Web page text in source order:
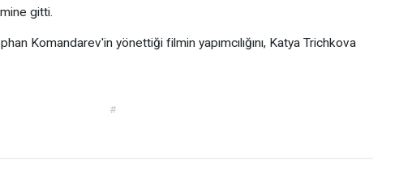
gitti.
Komandarev'in yönettiği filmin yapımcılığını, Katya Trichkova
#